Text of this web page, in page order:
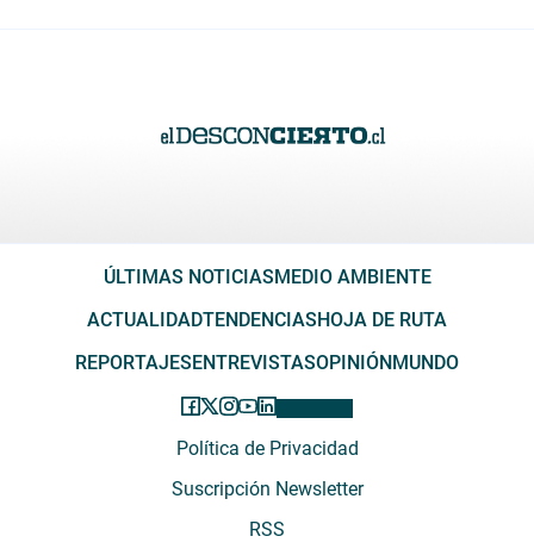
ÚLTIMAS NOTICIASMEDIO AMBIENTE
ACTUALIDADTENDENCIASHOJA DE RUTA
REPORTAJESENTREVISTASOPINIÓNMUNDO
Política de Privacidad
Suscripción Newsletter
RSS